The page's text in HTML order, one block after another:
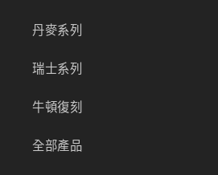
丹麥系列
瑞士系列
牛頓復刻
全部產品